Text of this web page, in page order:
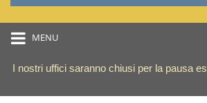
MENU
I nostri uffici saranno chiusi per la pausa